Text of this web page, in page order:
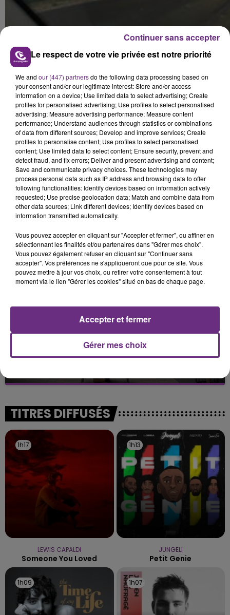
FIL D'ACTUS
TOUJOURS À L'ARRÊT
Cela fait déjà une semaine que la centrale
nucléaire ardennaise est à l'arrêt. Une situation
justifiée par la sécheresse intense qui est toujours
LE MAGASIN JOUÉCLUB DE REIMS FERME
C'était l'une des institutions du centre-ville
fermer ses portes.
TITRES DIFFUSÉS
1h17
1h17
LEWIS CAPALDI
Someone You Loved
1h13
1h13
JUNGELI
Petit Genie
1h09
1h09 1h07
1h07
Le respect de votre vie privée est notre priorité
We and our (447) partnersdo the following data processing based on
your consent and/or our legitimate interest: Store and/or access
information on a device; Use limited data to select advertising; Create
profiles for personalised advertising; Use profiles to select personalised
advertising; Measure advertising performance; Measure content
performance; Understand audiences through statistics or combinations
of data from different sources; Develop and improve services; Create
profiles to personalise content; Use profiles to select personalised
content; Use limited data to select content; Ensure security, prevent and
detect fraud, and fix errors; Deliver and present advertising and content;
Save and communicate privacy choices. These technologies may
process personal data such as IP address and browsing data to offer
following functionalities: Identify devices based on information actively
requested; Use precise geolocation data; Match and combine data from
other data sources; Link different devices; Identify devices based on
information transmitted automatically.
Vous pouvez accepter en cliquant sur "Accepter et fermer", ou affiner en
sélectionnant les finalités et/ou partenaires dans "Gérer mes choix".
Vous pouvez également refuser en cliquant sur "Continuer sans
accepter". Vos préférences ne s'appliqueront que pour ce site. Vous
pouvez mettre à jour vos choix, ou retirer votre consentement à tout
moment via le lien "Gérer les cookies" situé en bas de chaque page.
Gérer mes choix
Accepter et fermer
Continuer sans accepter